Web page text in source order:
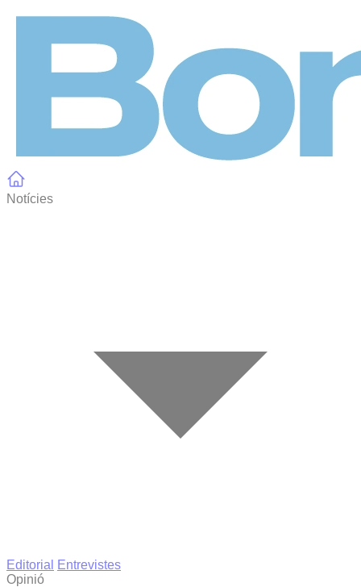
Notícies
Editorial
Entrevistes
Opinió